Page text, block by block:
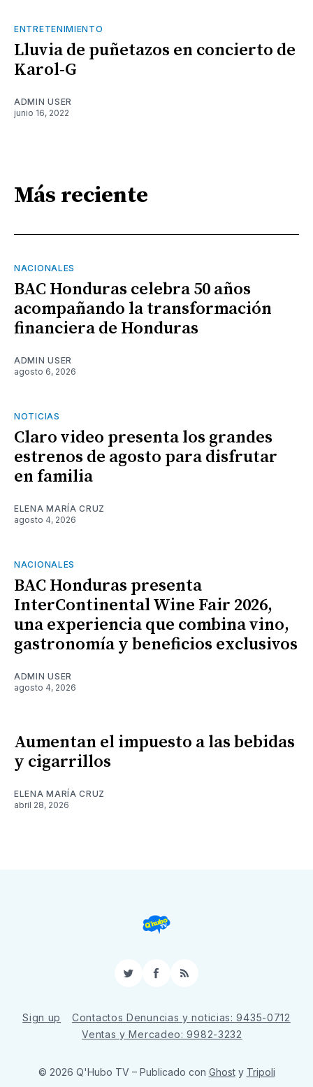
ENTRETENIMIENTO
Lluvia de puñetazos en concierto de
Karol-G
ADMIN USER
junio 16, 2022
Más reciente
NACIONALES
BAC Honduras celebra 50 años
acompañando la transformación
financiera de Honduras
ADMIN USER
agosto 6, 2026
NOTICIAS
Claro video presenta los grandes
estrenos de agosto para disfrutar
en familia
ELENA MARÍA CRUZ
agosto 4, 2026
NACIONALES
BAC Honduras presenta
InterContinental Wine Fair 2026,
una experiencia que combina vino,
gastronomía y beneficios exclusivos
ADMIN USER
agosto 4, 2026
Aumentan el impuesto a las bebidas
y cigarrillos
ELENA MARÍA CRUZ
abril 28, 2026
TwitterFacebook
RSS
Sign up
Contactos Denuncias y noticias: 9435-0712
Ventas y Mercadeo: 9982-3232
© 2026 Q'Hubo TV – Publicado con Ghosty Tripoli